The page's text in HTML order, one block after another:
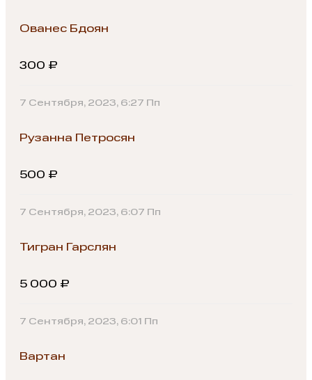
Ованес Бдоян
300 ₽
7 Сентября, 2023, 6:27 Пп
Рузанна Петросян
500 ₽
7 Сентября, 2023, 6:07 Пп
Тигран Гарслян
5 000 ₽
7 Сентября, 2023, 6:01 Пп
Вартан